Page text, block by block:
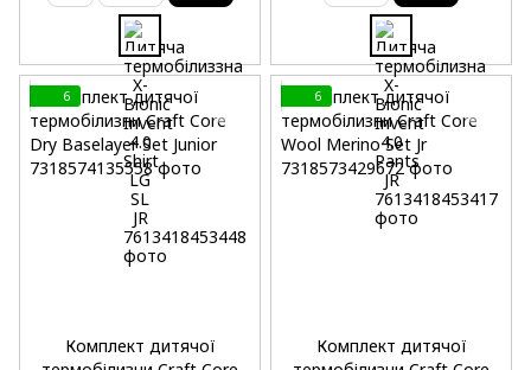
6
Комплект дитячої
6
Комплект дитячої